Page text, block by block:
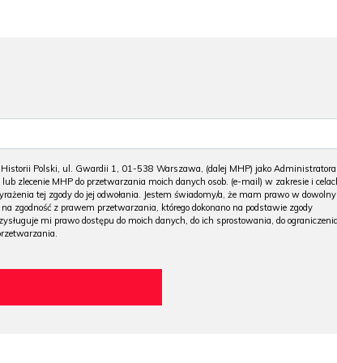
Polski, ul. Gwardii 1, 01-538 Warszawa, (dalej MHP) jako Administratora
zlecenie MHP do przetwarzania moich danych osob. (e-mail) w zakresie i
tej zgody do jej odwołania. Jestem świadomy/a, że mam prawo w
zgodność z prawem przetwarzania, którego dokonano na podstawie zgody
mi prawo dostępu do moich danych, do ich sprostowania, do ograniczenia